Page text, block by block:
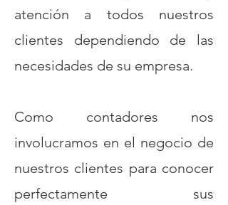
atención a todos nuestros
clientes dependiendo de las
necesidades de su empresa.
Como contadores nos
involucramos en el negocio de
nuestros clientes para conocer
perfectamente sus